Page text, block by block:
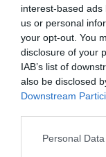
interest-based
us or personal
your opt-out. You
disclosure of your
IAB’s list of
also be disclosed
Downstream
Please note that
Personal
Legfrissebb